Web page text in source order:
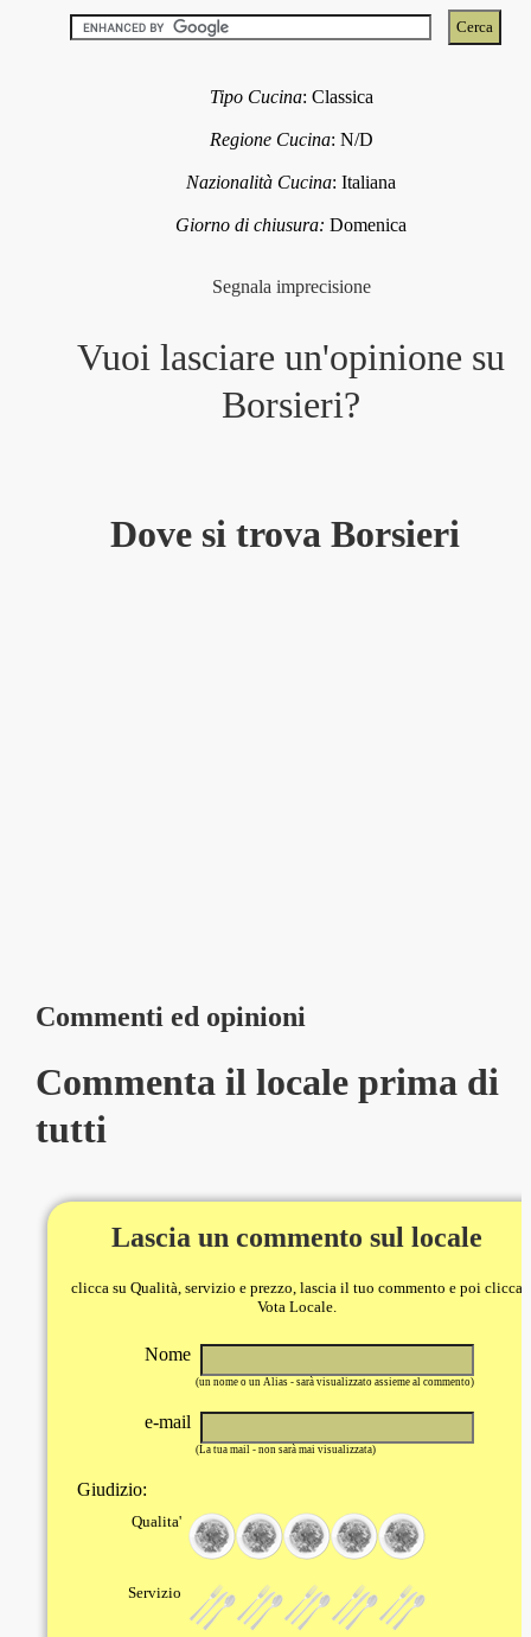
Tipo Cucina: Classica
Regione Cucina: N/D
Nazionalità Cucina:Italiana
Giorno di chiusura:Domenica
Segnala imprecisione
Vuoi lasciare un'opinione su
Borsieri?
Dove si trova Borsieri
Commenti ed opinioni
Commenta il locale prima di
tutti
Lascia un commento sul locale
clicca su Qualità, servizio e prezzo, lascia il tuo commento e poi clicca
Vota Locale.
Nome
(un nome o un Alias - sarà visualizzato assieme al commento)
e-mail
(La tua mail - non sarà mai visualizzata)
Giudizio:
Qualita'
Servizio